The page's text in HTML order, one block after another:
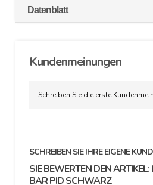
Datenblatt
Kundenmeinungen
Schreiben Sie die erste
SCHREIBEN SIE IHRE EIGENE
SIE BEWERTEN DEN ARTIKEL:
BAR PID SCHWARZ